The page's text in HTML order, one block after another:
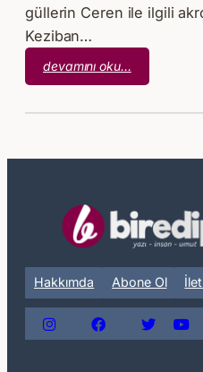
güllerin Ceren ile ilgili
Keziban…
devamını oku…
Titreyen
Hakkımda Abone Ol